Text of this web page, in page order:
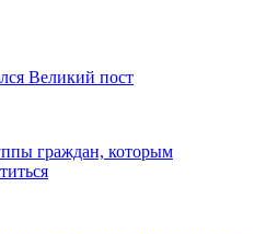
Великий пост
граждан, которым